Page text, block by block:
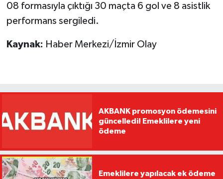
08 formasıyla çıktığı 30 maçta 6 gol ve 8 asistlik
performans sergiledi.
Kaynak: Haber Merkezi/İzmir Olay
AKBANK promosyon ödemesini
güncelledi! Emeklilere yeni
ödeme
Emeklilere yapılacak ek ödeme